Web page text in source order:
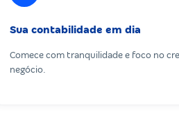
Sua contabilidade em dia
Comece com tranquilidade e foco no
negócio.